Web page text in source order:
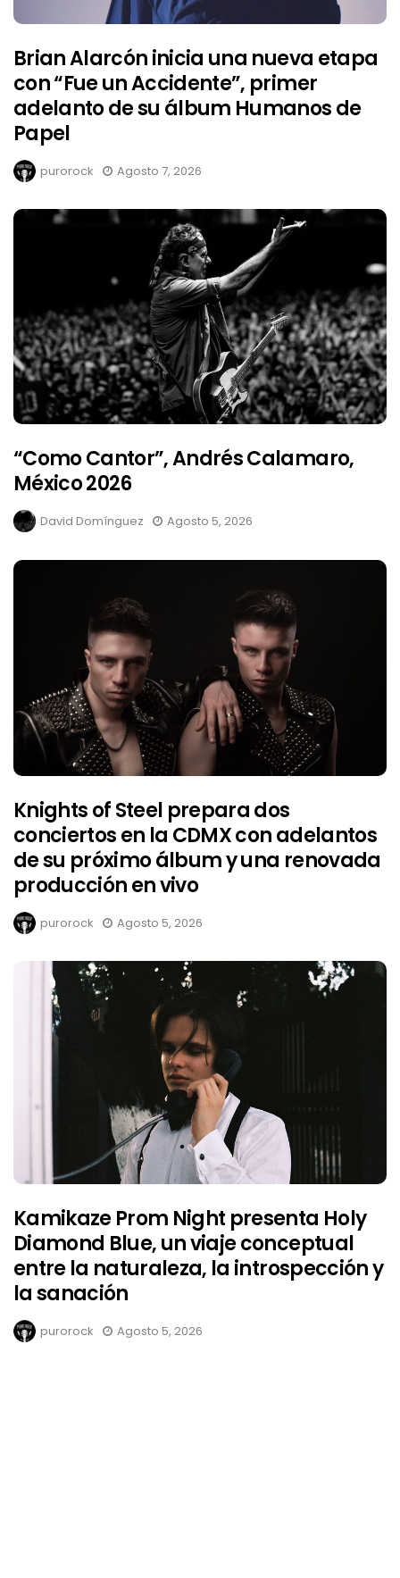
Brian Alarcón inicia una nueva etapa
con “Fue un Accidente”, primer
adelanto de su álbum Humanos de
Papel
purorock Agosto 7, 2026
“Como Cantor”, Andrés Calamaro,
México 2026
David Domínguez Agosto 5, 2026
Knights of Steel prepara dos
conciertos en la CDMX con adelantos
de su próximo álbum y una renovada
producción en vivo
purorock Agosto 5, 2026
Kamikaze Prom Night presenta Holy
Diamond Blue, un viaje conceptual
entre la naturaleza, la introspección y
la sanación
purorock Agosto 5, 2026